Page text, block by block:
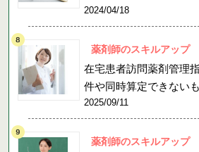
2024/04/18
薬剤師のスキルアップ
在宅患者訪問薬剤管理
件や同時算定できない
2025/09/11
薬剤師のスキルアップ